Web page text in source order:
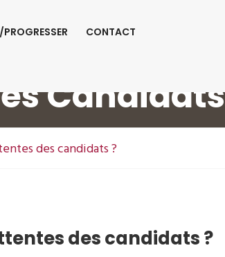
CONTACT
Réponse
des candidats ?
des candidats ?